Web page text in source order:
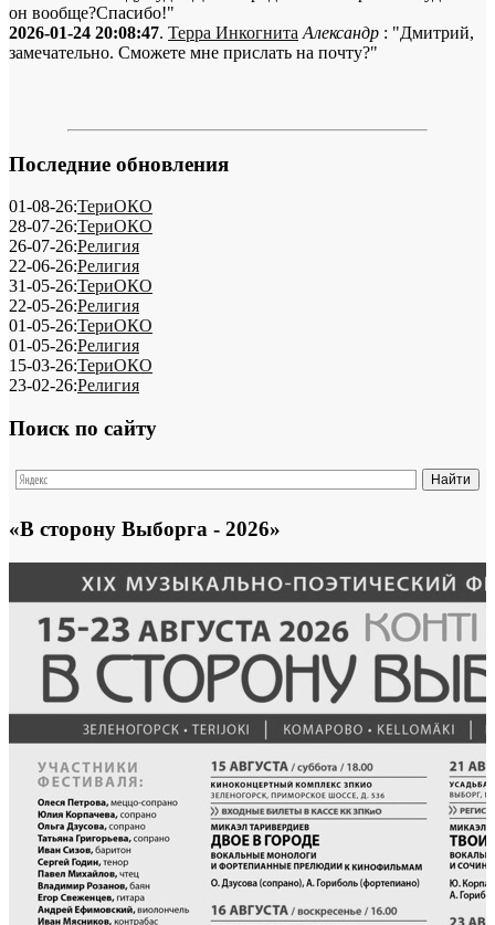
он вообще?Спасибо!"
2026-01-24 20:08:47. Терра Инкогнита Александр : "Дмитрий,
замечательно. Сможете мне прислать на почту?"
Последние обновления
01-08-26:ТериОКО
28-07-26:ТериОКО
26-07-26:Религия
22-06-26:Религия
31-05-26:ТериОКО
22-05-26:Религия
01-05-26:ТериОКО
01-05-26:Религия
15-03-26:ТериОКО
23-02-26:Религия
Поиск по сайту
«В сторону Выборга - 2026»